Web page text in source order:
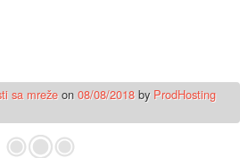
sa mreže on 08/08/2018 by ProdHosting